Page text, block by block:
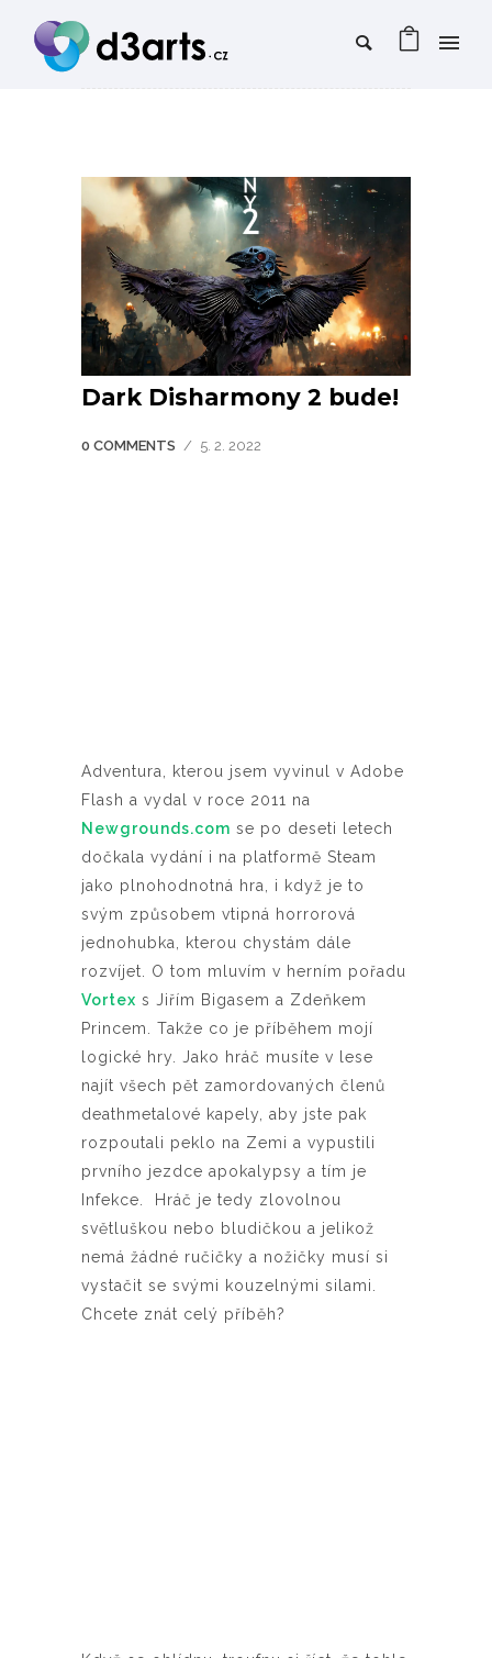
Dark Disharmony 2 bude!
0 COMMENTS / 5. 2. 2022
Adventura, kterou jsem vyvinul v Adobe
Flash a vydal v roce 2011 na
Newgrounds.com se po deseti letech
dočkala vydání i na platformě Steam
jako plnohodnotná hra, i když je to
svým způsobem vtipná horrorová
jednohubka, kterou chystám dále
rozvíjet. O tom mluvím v herním pořadu
Vortex s Jiřím Bigasem a Zdeňkem
Princem. Takže co je příběhem mojí
logické hry. Jako hráč musíte v lese
najít všech pět zamordovaných členů
deathmetalové kapely, aby jste pak
rozpoutali peklo na Zemi a vypustili
prvního jezdce apokalypsy a tím je
Infekce. Hráč je tedy zlovolnou
světluškou nebo bludičkou a jelikož
nemá žádné ručičky a nožičky musí si
vystačit se svými kouzelnými silami.
Chcete znát celý příběh?